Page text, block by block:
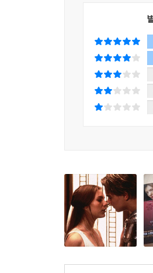
「로미오와 줄리엣
관 속이었다. 가족
로미오. 줄리엣은 자
셰익스피어보다 한
1340년의 줄리엣과 현
자신이었다는 것을
시에나 지하 어디엔
느낌을 받는다. 600
화가 마에스트로 등